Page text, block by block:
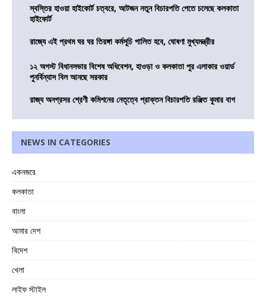
স্বস্তির হাওয়া হাইকোর্ট চত্বরে, আটজন নতুন বিচারপতি পেতে চলেছে কলকাতা
হাইকোর্ট
রাজ্যে এই প্রথম ঘর ঘর তিরঙ্গা কর্মসূচি পালিত হবে, ঘোষণা মুখ্যমন্ত্রীর
১২ অগস্ট বিধানসভার বিশেষ অধিবেশন, হাওড়া ও কলকাতা পুর এলাকার ওয়ার্ড
পুনর্বিন্যাস বিল আনছে সরকার
রাজ্য অনগ্রসর শ্রেণী কমিশনের নেতৃত্বে প্রাক্তন বিচারপতি রঞ্জিত কুমার বাগ
NEWS IN CATEGORIES
একনজরে
কলকাতা
বাংলা
আমার দেশ
বিদেশ
খেলা
লাইফ স্টাইল